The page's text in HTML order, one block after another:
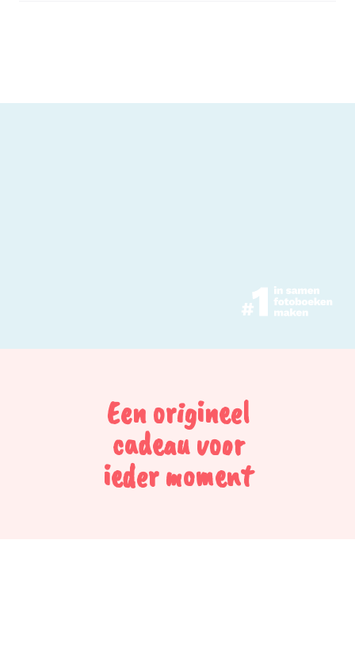
Een origineel
cadeau voor
ieder moment